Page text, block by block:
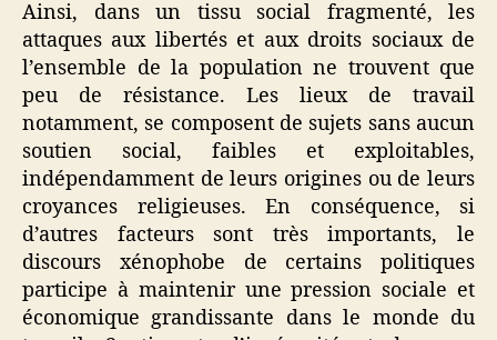
Ainsi, dans un tissu social fragmenté, les
attaques aux libertés et aux droits sociaux de
l’ensemble de la population ne trouvent que
peu de résistance. Les lieux de travail
notamment, se composent de sujets sans aucun
soutien social, faibles et exploitables,
indépendamment de leurs origines ou de leurs
croyances religieuses. En conséquence, si
d’autres facteurs sont très importants, le
discours xénophobe de certains politiques
participe à maintenir une pression sociale et
économique grandissante dans le monde du